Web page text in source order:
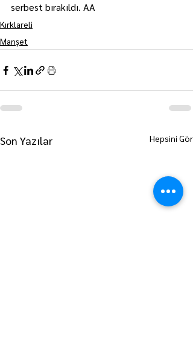
serbest bırakıldı. AA
Kırklareli
Manşet
Son Yazılar Hepsini Gör